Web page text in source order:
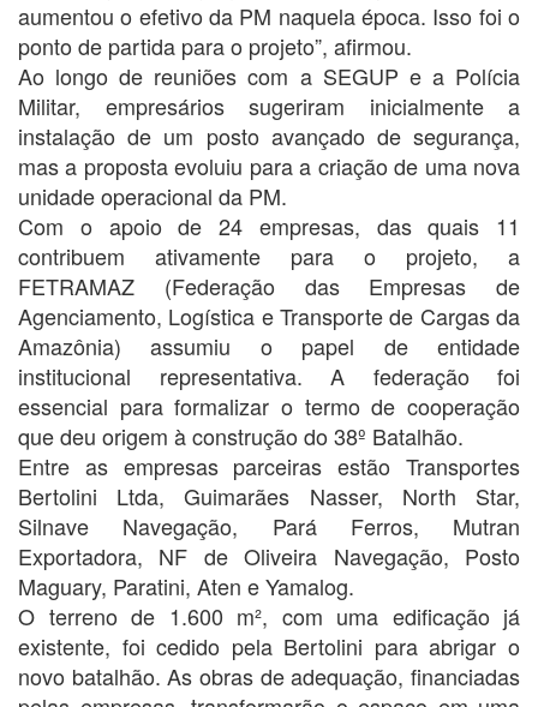
aumentou o efetivo da PM naquela época. Isso foi o
ponto de partida para o projeto”, afirmou.
Ao longo de reuniões com a SEGUP e a Polícia
Militar, empresários sugeriram inicialmente a
instalação de um posto avançado de segurança,
mas a proposta evoluiu para a criação de uma nova
unidade operacional da PM.
Com o apoio de 24 empresas, das quais 11
contribuem ativamente para o projeto, a
FETRAMAZ (Federação das Empresas de
Agenciamento, Logística e Transporte de Cargas da
Amazônia) assumiu o papel de entidade
institucional representativa. A federação foi
essencial para formalizar o termo de cooperação
que deu origem à construção do 38º Batalhão.
Entre as empresas parceiras estão Transportes
Bertolini Ltda, Guimarães Nasser, North Star,
Silnave Navegação, Pará Ferros, Mutran
Exportadora, NF de Oliveira Navegação, Posto
Maguary, Paratini, Aten e Yamalog.
O terreno de 1.600 m², com uma edificação já
existente, foi cedido pela Bertolini para abrigar o
novo batalhão. As obras de adequação, financiadas